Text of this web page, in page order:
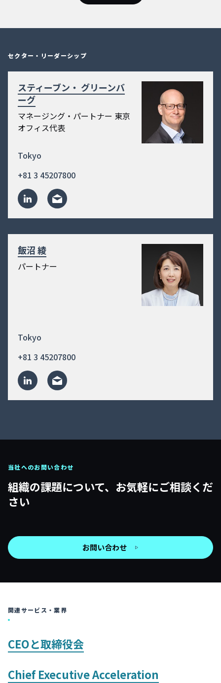
セクター・リーダーシップ
スティーブン・ グリーンバ
ーグ
マネージング・パートナー 東京
オフィス代表
Tokyo
+81 3 45207800
飯沼 綾
パートナー
Tokyo
+81 3 45207800
当社へのお問い合わせ
組織の課題について、お気軽にご相談くだ
さい
お問い合わせ
関連サービス・業界
CEOと取締役会
Chief Executive Acceleration